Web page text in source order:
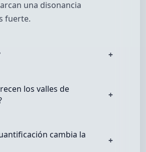
una disonancia
fuerte.
los valles de
cambia la